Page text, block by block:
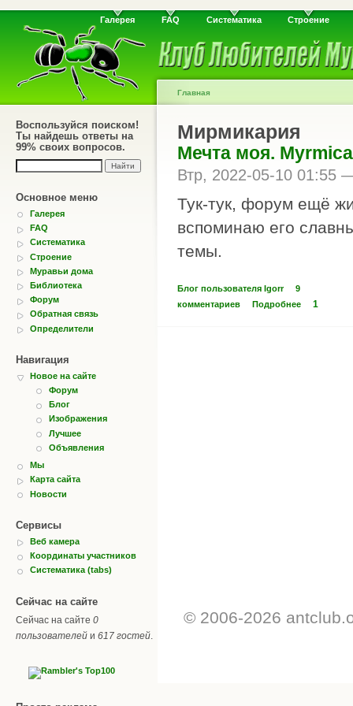
Галерея FAQ Систематика Строение
Воспользуйся поиском!
Ты найдешь ответы на
99% своих вопросов.
Основное меню
Галерея
FAQ
Систематика
Строение
Муравьи дома
Библиотека
Форум
Обратная связь
Определители
Навигация
Новое на сайте
Форум
Блог
Изображения
Лучшее
Объявления
Мы
Карта сайта
Новости
Сервисы
Веб камера
Координаты участников
Систематика (tabs)
Сейчас на сайте
Сейчас на сайте 0
пользователей и 617 гостей
Главная
Мирмикария
Мечта моя.
Втр, 2022-05-10 01:55
Тук-тук, форум ещё
вспоминаю его
темы.
Блог пользователя Igorr
9
комментариев
Подробнее 1
© 2006-2026